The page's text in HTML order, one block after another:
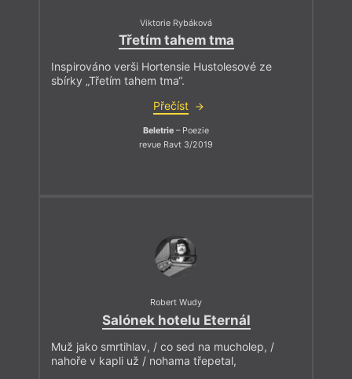
Viktorie Rybáková
Třetím tahem tma
Inspirováno verši Hortensie Hustolesové ze
sbírky „Třetím tahem tma“.
Přečíst
Beletrie – Poezie
revue Ravt 3/2019
Robert Wudy
Salónek hotelu Eternál
Muž jako smrtihlav, / co sed na mucholep, /
nahoře v kapli už / nohama třepetal,